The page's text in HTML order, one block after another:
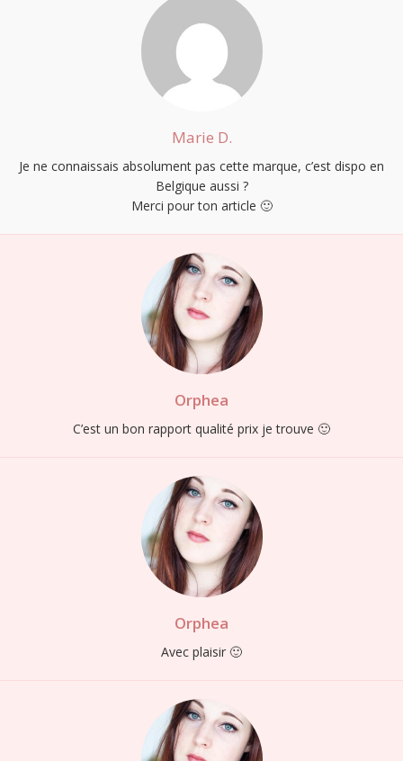
Marie D.
Je ne connaissais absolument pas cette marque, c’est dispo en
Belgique aussi ?
Merci pour ton article 🙂
Orphea
C’est un bon rapport qualité prix je trouve 🙂
Orphea
Avec plaisir 🙂